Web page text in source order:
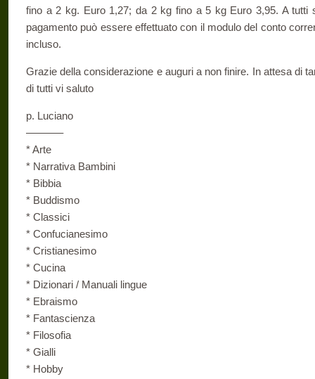
fino a 2 kg. Euro 1,27; da 2 kg fino a 5 kg Euro 3,95. A tutti
pagamento può essere effettuato con il modulo del conto
incluso.
Grazie della considerazione e auguri a non finire. In attesa di
di tutti vi saluto
p. Luciano
———–
* Arte
* Narrativa Bambini
* Bibbia
* Buddismo
* Classici
* Confucianesimo
* Cristianesimo
* Cucina
* Dizionari / Manuali lingue
* Ebraismo
* Fantascienza
* Filosofia
* Gialli
* Hobby